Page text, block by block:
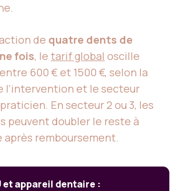
de quatre dents de
fois, le tarif global oscille
600 € et 1500 €, selon la
l’intervention et le secteur
En secteur 2 ou 3, les
peuvent doubler le reste à
après remboursement.
et appareil dentaire :